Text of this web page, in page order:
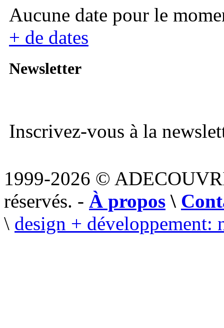
Aucune date pour le
+ de dates
Newsletter
Inscrivez-vous à la
1999-2026 ©
réservés. - À propos \
\ design + développement: